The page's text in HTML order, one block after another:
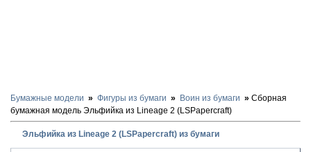
Бумажные модели Фигуры из бумаги Воин из бумаги
Сборная
бумажная модель Эльфийка из Lineage 2 (LSPapercraft)
Эльфийка из Lineage 2 (LSPapercraft) из бумаги